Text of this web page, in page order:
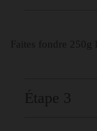
Faites fondre 250g
Étape 3